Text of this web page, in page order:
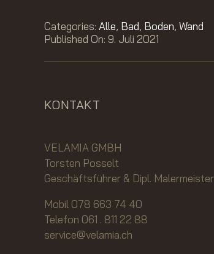
Categories: Alle, Bad, Boden, Wand
Published On: 9. Juli 2021
KONTAKT
VELAMIA GMBH
Torsten Posselt
Geschäftsführer & Dipl. Malermeister
Mobil 078 663 74 40
Telefon 061 . 811 22 88
service@velamia.ch